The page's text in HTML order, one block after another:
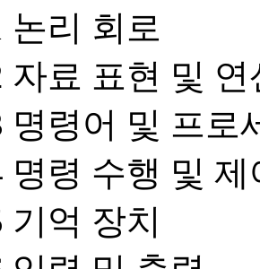
논리 회로
자료 표현 및 연
명령어 및 프로
명령 수행 및 제
기억 장치